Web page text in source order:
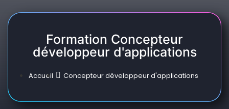
Formation Concepteur
développeur d'applications
Accueil Concepteur développeur d'applications